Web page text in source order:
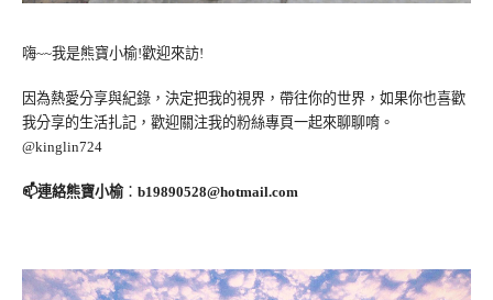
嗨~~我是熊寶小榆!歡迎來訪!
因為熱愛分享與紀錄，決定把我的視界，帶往你的世界，如果你也喜歡
我分享的生活扎記，歡迎關注我的粉絲專頁一起來聊聊唷。
@kinglin724
📫連絡熊寶小榆： b19890528@hotmail.com